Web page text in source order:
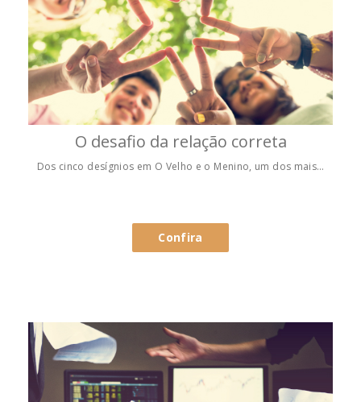
O desafio da relação correta
Dos cinco desígnios em O Velho e o Menino, um dos mais…
Confira